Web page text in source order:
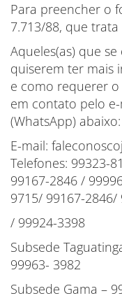
Para preencher o
7.713/88, que
Aqueles(as) que
quiserem ter mais
e como requerer
em contato pelo
(WhatsApp) abaixo:
E-mail:
Telefones: 99323-
99167-2846 /
9715/ 99167-
/ 99924-3398
Subsede
99963- 3982
Subsede Gama –